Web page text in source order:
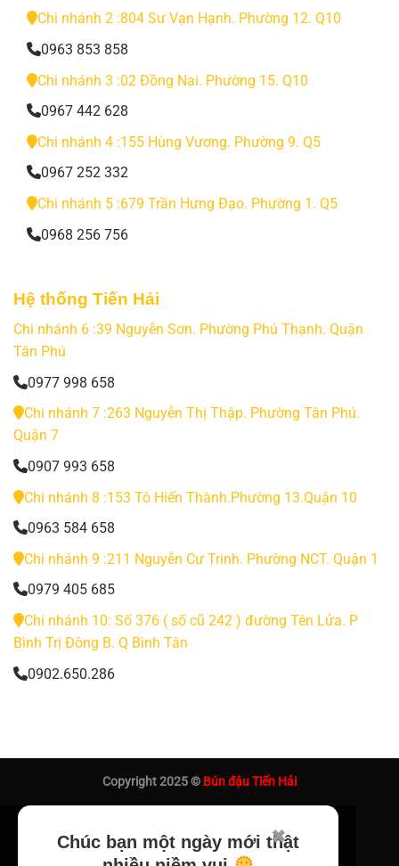
Chi nhánh 2 :804 Sư Vạn Hạnh. Phường 12. Q10
0963 853 858
Chi nhánh 3 :02 Đồng Nai. Phường 15. Q10
0967 442 628
Chi nhánh 4 :155 Hùng Vương. Phường 9. Q5
0967 252 332
Chi nhánh 5 :679 Trần Hưng Đạo. Phường 1. Q5
0968 256 756
Hệ thống Tiến Hải
Chi nhánh 6 :39 Nguyễn Sơn. Phường Phú Thạnh. Quận
Tân Phú
0977 998 658
Chi nhánh 7 :263 Nguyễn Thị Thập. Phường Tân Phú.
Quận 7
0907 993 658
Chi nhánh 8 :153 Tô Hiến Thành.Phường 13.Quận 10
0963 584 658
Chi nhánh 9 :211 Nguyễn Cư Trinh. Phường NCT. Quận 1
0979 405 685
Chi nhánh 10: Số 376 ( số cũ 242 ) đường Tên Lửa. P
Bình Trị Đông B. Q Bình Tân
0902.650.286
Copyright 2025 © Bún đậu Tiến Hải
✖
Chúc bạn một ngày mới thật